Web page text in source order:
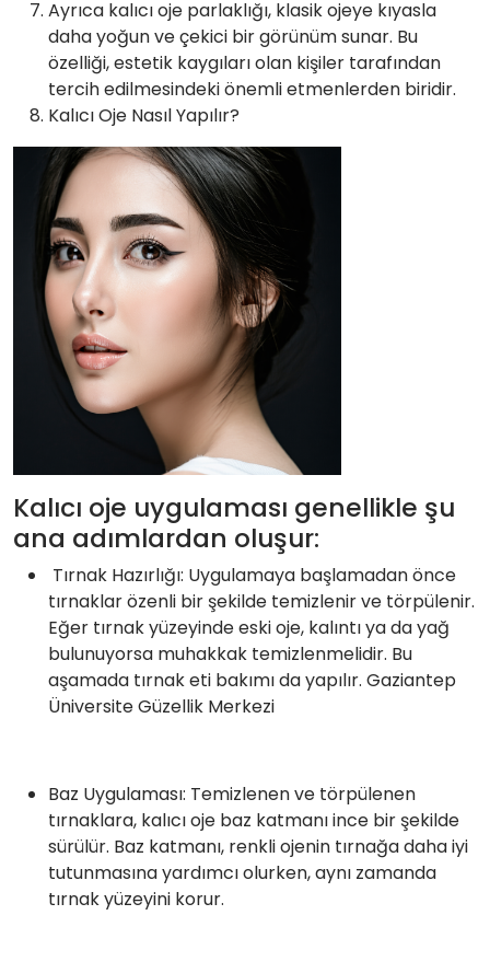
Ayrıca kalıcı oje parlaklığı, klasik ojeye kıyasla
daha yoğun ve çekici bir görünüm sunar. Bu
özelliği, estetik kaygıları olan kişiler tarafından
tercih edilmesindeki önemli etmenlerden biridir.
Kalıcı Oje Nasıl Yapılır?
Kalıcı oje uygulaması genellikle şu
ana adımlardan oluşur:
Tırnak Hazırlığı: Uygulamaya başlamadan önce
tırnaklar özenli bir şekilde temizlenir ve törpülenir.
Eğer tırnak yüzeyinde eski oje, kalıntı ya da yağ
bulunuyorsa muhakkak temizlenmelidir. Bu
aşamada tırnak eti bakımı da yapılır. Gaziantep
Üniversite Güzellik Merkezi
Baz Uygulaması: Temizlenen ve törpülenen
tırnaklara, kalıcı oje baz katmanı ince bir şekilde
sürülür. Baz katmanı, renkli ojenin tırnağa daha iyi
tutunmasına yardımcı olurken, aynı zamanda
tırnak yüzeyini korur.